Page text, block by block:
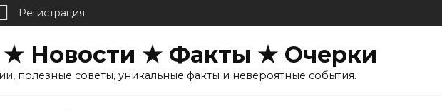
★ Новости ★ Факты ★ Очерки
полезные советы, уникальные факты и невероятные события.
Регистрация